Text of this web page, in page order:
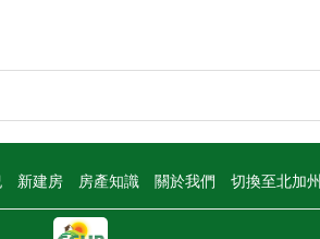
新建房 房產知識 關於我們 切換至北加州